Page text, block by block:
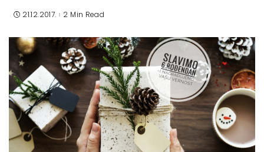
21.12.2017. 2 Min Read